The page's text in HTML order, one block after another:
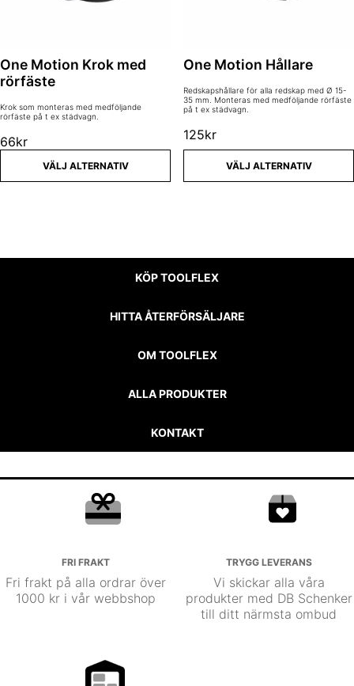
One Motion Krok med
rörfäste
Krok som monteras med medföljande
rörfäste på t ex städvagn.
66kr
VÄLJ ALTERNATIV
One Motion Hållare
Redskapshållare för alla redskap med Ø 15-
35 mm. Monteras med medföljande rörfäste
på t ex städvagn.
125kr
VÄLJ ALTERNATIV
KÖP TOOLFLEX
HITTA ÅTERFÖRSÄLJARE
OM TOOLFLEX
ALLA PRODUKTER
KONTAKT
FRI FRAKT
Fri frakt på alla ordrar över
1000 kr i vår webbshop
TRYGG LEVERANS
Vi skickar alla våra
produkter med DB Schenker
till ditt närmsta ombud